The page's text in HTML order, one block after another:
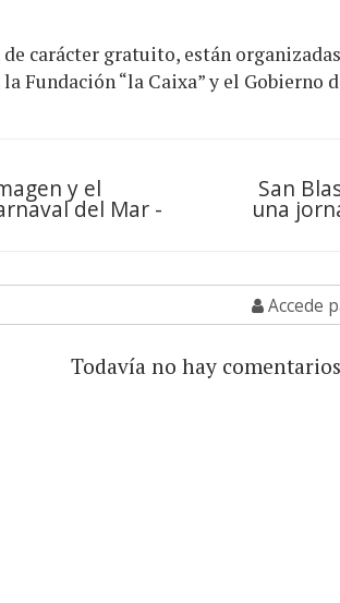
carácter gratuito, están
Fundación “la Caixa” y el Gobierno
y el
del Mar -
San
una
Accede
Todavía no hay comentarios